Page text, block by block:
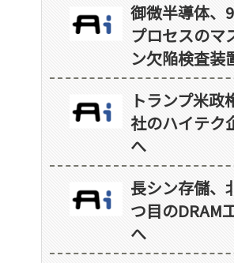
御微半導体、
プロセスのマ
ン欠陥検査装
トランプ米政
社のハイテク
へ
長シン存儲、
つ目のDRAM
へ